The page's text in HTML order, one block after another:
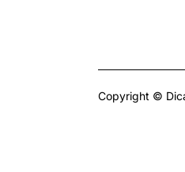
Copyright ©